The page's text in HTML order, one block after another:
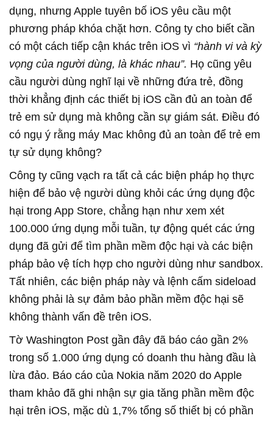
dụng, nhưng Apple tuyên bố iOS yêu cầu một
phương pháp khóa chặt hơn. Công ty cho biết cần
có một cách tiếp cận khác trên iOS vì “hành vi và kỳ
vọng của người dùng, là khác nhau”. Họ cũng yêu
cầu người dùng nghĩ lại về những đứa trẻ, đồng
thời khẳng định các thiết bị iOS cần đủ an toàn để
trẻ em sử dụng mà không cần sự giám sát. Điều đó
có ngụ ý rằng máy Mac không đủ an toàn để trẻ em
tự sử dụng không?
Công ty cũng vạch ra tất cả các biện pháp họ thực
hiện để bảo vệ người dùng khỏi các ứng dụng độc
hại trong App Store, chẳng hạn như xem xét
100.000 ứng dụng mỗi tuần, tự động quét các ứng
dụng đã gửi để tìm phần mềm độc hại và các biện
pháp bảo vệ tích hợp cho người dùng như sandbox.
Tất nhiên, các biện pháp này và lệnh cấm sideload
không phải là sự đảm bảo phần mềm độc hại sẽ
không thành vấn đề trên iOS.
Tờ Washington Post gần đây đã báo cáo gần 2%
trong số 1.000 ứng dụng có doanh thu hàng đầu là
lừa đảo. Báo cáo của Nokia năm 2020 do Apple
tham khảo đã ghi nhận sự gia tăng phần mềm độc
hại trên iOS, mặc dù 1,7% tổng số thiết bị có phần